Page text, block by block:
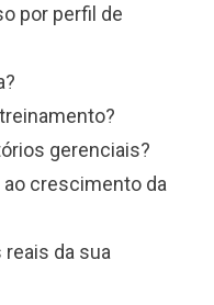
por perfil de
gerenciais?
ao crescimento da
da sua